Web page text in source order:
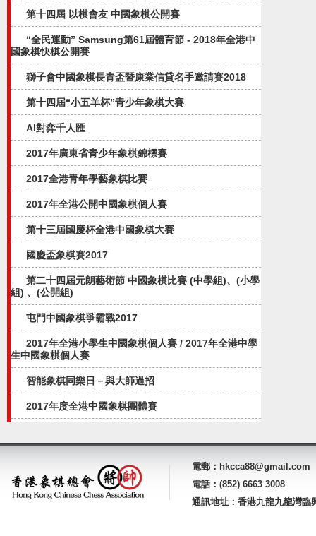
第十四屆 以棋會友 中國象棋公開賽
“全民運動” Samsung第61屆體育節 - 2018年全港中
國象棋快棋公開賽
獅子會中國象棋長青盃暨康業信貸名手邀請賽2018
第十四屆“小五羊杯”青少年象棋大賽
AI對弈千人匯
2017年廣東省青少年象棋錦標賽
2017全港青年學藝象棋比賽
2017年全港公開中國象棋個人賽
第十三屆國慶杯全港中國象棋大賽
國慶盃象棋賽2017
第二十四屆元朗藝術節 中國象棋比賽 (中學組)、(小學
組) 、(公開組)
屯門中國象棋爭霸戰2017
2017年全港小學生中國象棋個人賽 / 2017年全港中學
生中國象棋個人賽
智能象棋同樂日－與大師過招
2017年度全港中國象棋團體賽
電郵：hkcca88@gmail.com
電話：(852) 6663 3008
通訊地址：香港九龍九龍灣臨